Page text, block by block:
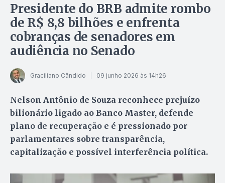
Presidente do BRB admite rombo
de R$ 8,8 bilhões e enfrenta
cobranças de senadores em
audiência no Senado
Graciliano Cândido 09 junho 2026 às 14h26
Nelson Antônio de Souza reconhece prejuízo
bilionário ligado ao Banco Master, defende
plano de recuperação e é pressionado por
parlamentares sobre transparência,
capitalização e possível interferência política.